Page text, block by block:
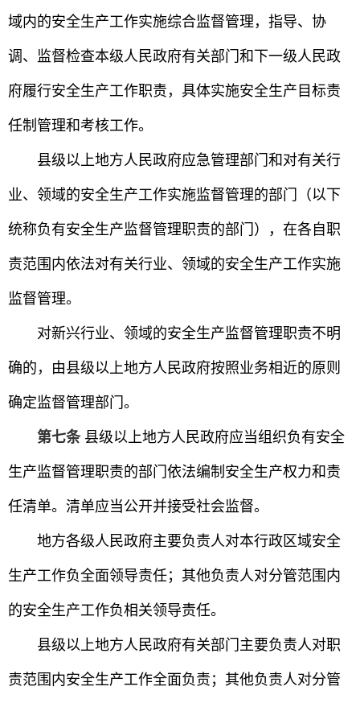
域内的安全生产工作实施综合监督管理，指导、协
调、监督检查本级人民政府有关部门和下一级人民政
府履行安全生产工作职责，具体实施安全生产目标责
任制管理和考核工作。
县级以上地方人民政府应急管理部门和对有关行
业、领域的安全生产工作实施监督管理的部门（以下
统称负有安全生产监督管理职责的部门），在各自职
责范围内依法对有关行业、领域的安全生产工作实施
监督管理。
对新兴行业、领域的安全生产监督管理职责不明
确的，由县级以上地方人民政府按照业务相近的原则
确定监督管理部门。
第七条 县级以上地方人民政府应当组织负有安全
生产监督管理职责的部门依法编制安全生产权力和责
任清单。清单应当公开并接受社会监督。
地方各级人民政府主要负责人对本行政区域安全
生产工作负全面领导责任；其他负责人对分管范围内
的安全生产工作负相关领导责任。
县级以上地方人民政府有关部门主要负责人对职
责范围内安全生产工作全面负责；其他负责人对分管